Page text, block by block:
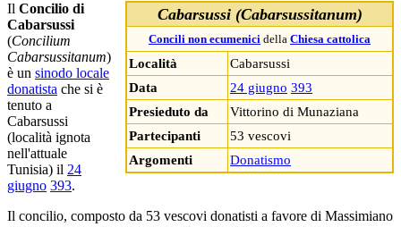
Cabarsussi (Cabarsussitanum)
Concili non ecumenici della Chiesa cattolica
Località
Cabarsussi
Data
24 giugno 393
Presieduto da
Vittorino di Munaziana
Partecipanti
53 vescovi
Argomenti
Donatismo
Il Concilio di
Cabarsussi
(Concilium
Cabarsussitanum)
è un sinodo locale
donatista che si è
tenuto a
Cabarsussi
(località ignota
nell'attuale
Tunisia) il 24
giugno 393.
Il concilio, composto da 53 vescovi donatisti a favore di Massimiano